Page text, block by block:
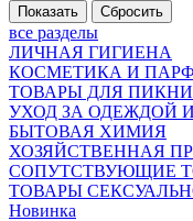
все разделы
ЛИЧНАЯ ГИГИЕНА
КОСМЕТИКА И
ТОВАРЫ ДЛЯ
УХОД ЗА ОДЕЖДОЙ
БЫТОВАЯ ХИМИЯ
ХОЗЯЙСТВЕННАЯ
СОПУТСТВУЮЩИЕ
ТОВАРЫ
Новинка